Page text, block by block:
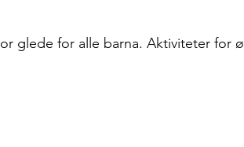
glede for alle barna. Aktiviteter for